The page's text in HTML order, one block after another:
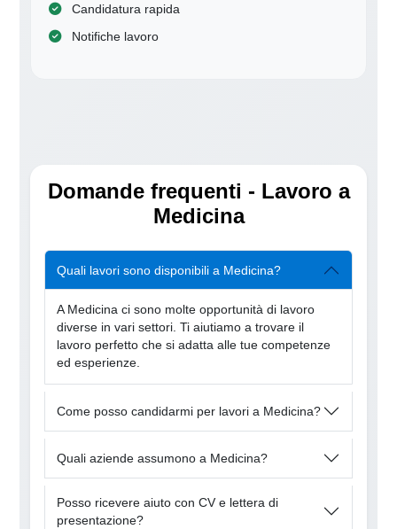
Candidatura rapida
Notifiche lavoro
Domande frequenti - Lavoro a
Medicina
Quali lavori sono disponibili a Medicina?
A Medicina ci sono molte opportunità di lavoro
diverse in vari settori. Ti aiutiamo a trovare il
lavoro perfetto che si adatta alle tue competenze
ed esperienze.
Come posso candidarmi per lavori a Medicina?
Quali aziende assumono a Medicina?
Posso ricevere aiuto con CV e lettera di
presentazione?